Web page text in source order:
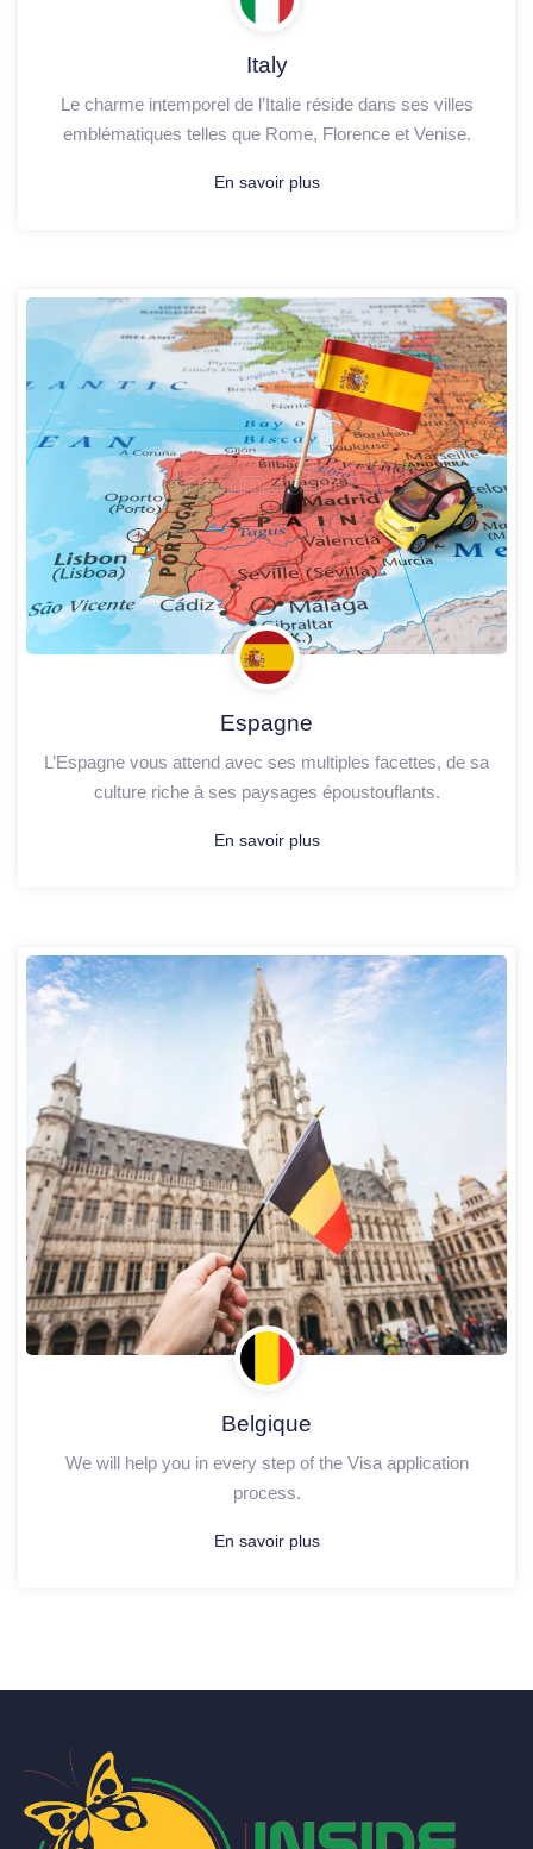
Italy
Le charme intemporel de l’Italie réside dans ses villes
emblématiques telles que Rome, Florence et Venise.
En savoir plus
Espagne
L’Espagne vous attend avec ses multiples facettes, de sa
culture riche à ses paysages époustouflants.
En savoir plus
Belgique
We will help you in every step of the Visa application
process.
En savoir plus